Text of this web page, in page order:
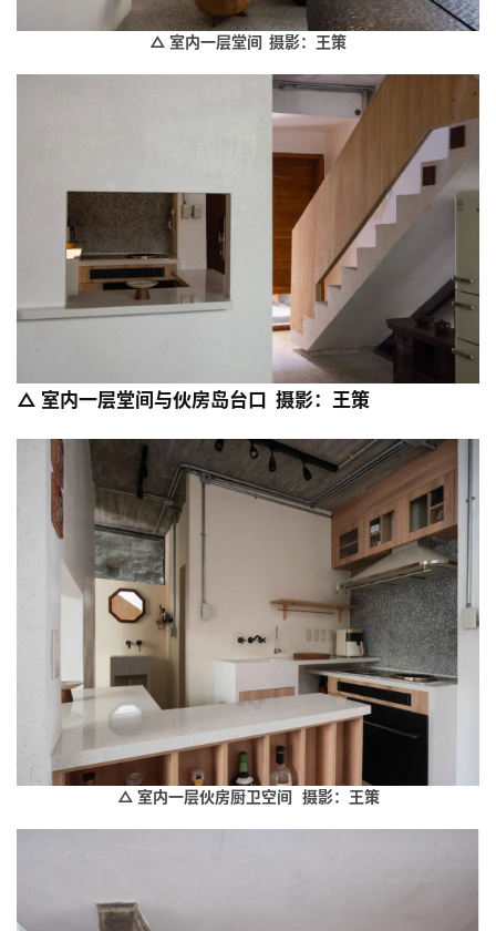
△ 室内一层堂间 摄影：王策
△ 室内一层堂间与伙房岛台口  摄影：王策
△ 室内一层伙房厨卫空间 摄影：王策